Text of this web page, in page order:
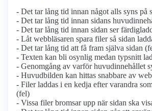
- Det tar lång tid innan något alls syns på
- Det tar lång tid innan sidans
- Det tar lång tid innan sidan ser
- Låt webbläsaren spara filer så sidan
- Det tar lång tid att få fram själva sidan
- Texten kan bli osynlig medan typsnitt
- Genomgång av varför huvudinnehållet
- Huvudbilden kan hittas snabbare av
- Filer laddas i en kedja efter varandra
(fel)
- Vissa filer bromsar upp när sidan ska